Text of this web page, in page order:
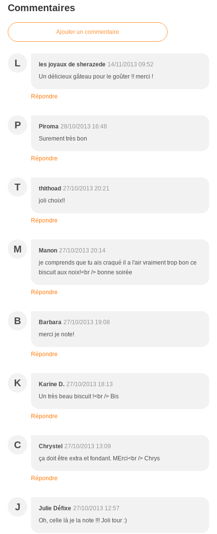
Commentaires
Ajouter un commentaire
L les joyaux de sherazede 14/11/2013 09:52
Un délicieux gâteau pour le goûter !! merci !
Répondre
P Piroma 28/10/2013 16:48
Surement très bon
Répondre
T thithoad 27/10/2013 20:21
joli choix!!
Répondre
M Manon 27/10/2013 20:14
je comprends que tu ais craqué il a l'air vraiment trop bon ce
biscuit aux noix!<br /> bonne soirée
Répondre
B Barbara 27/10/2013 19:08
merci je note!
Répondre
K Karine D. 27/10/2013 18:13
Un très beau biscuit !<br /> Bis
Répondre
C Chrystel 27/10/2013 13:09
ça doit être extra et fondant. MErci<br /> Chrys
Répondre
J Julie Défixe 27/10/2013 12:57
Oh, celle là je la note !!! Joli tour :)